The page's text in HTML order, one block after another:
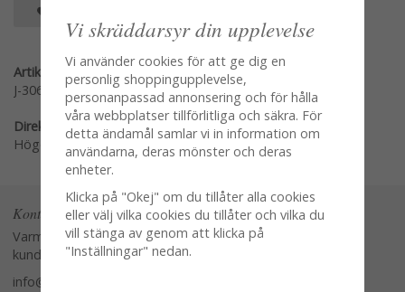
Artikelnummer:
J-3063
Direktlänk:
Högerklicka och kopiera adressen
Kontakta oss
Varmt välkommen att kontakta vår
kundtjänst.
info@glasverandan.se
Vi skräddarsyr din upplevelse
Vi använder cookies för att ge dig en
personlig shoppingupplevelse,
personanpassad annonsering och för hålla
våra webbplatser tillförlitliga och säkra. För
detta ändamål samlar vi in information om
användarna, deras mönster och deras
enheter.
Klicka på "Okej" om du tillåter alla cookies
eller välj vilka cookies du tillåter och vilka du
vill stänga av genom att klicka på
"Inställningar" nedan.